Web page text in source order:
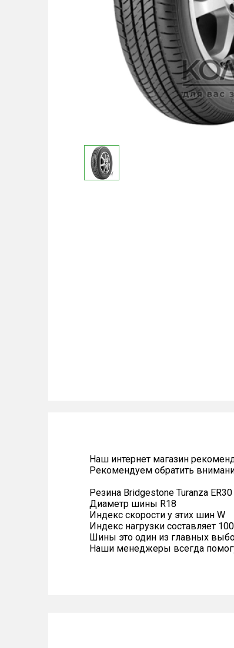
Наш интернет магазин
Рекомендуем обратить
Резина Bridgestone Turanza
Диаметр шины R18
Индекс скорости у этих шин W
Индекс нагрузки составляет 100
Шины это один из главных
Наши менеджеры всегда